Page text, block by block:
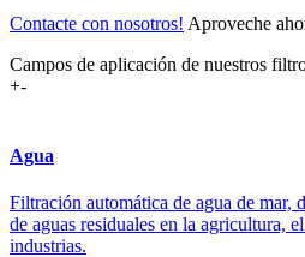
Contacte con nosotros! Aproveche
Campos de aplicación de nuestros
+-
Agua
Filtración automática de agua de mar,
de aguas residuales en la agricultura,
industrias.